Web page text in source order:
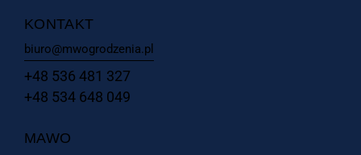
KONTAKT
biuro@mwogrodzenia.pl
+48 536 481 327
+48 534 648 049
MAWO